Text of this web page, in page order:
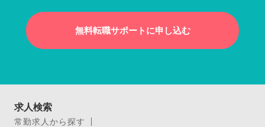
無料転職サポートに申し込む
求人検索
常勤求人から探す